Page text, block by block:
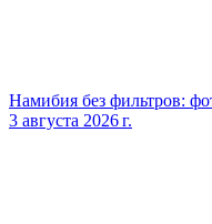
Намибия без фильтров:
3 августа 2026 г.